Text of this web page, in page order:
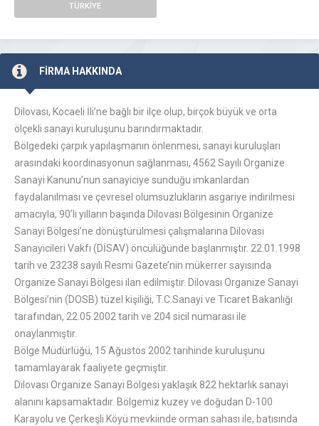
TÜRKİYE
FİRMA HAKKINDA
Dilovası, Kocaeli İli’ne bağlı bir ilçe olup, birçok büyük ve orta
ölçekli sanayi kuruluşunu barındırmaktadır.
Bölgedeki çarpık yapılaşmanın önlenmesi, sanayi kuruluşları
arasındaki koordinasyonun sağlanması, 4562 Sayılı Organize
Sanayi Kanunu’nun sanayiciye sunduğu imkanlardan
faydalanılması ve çevresel olumsuzlukların asgariye indirilmesi
amacıyla, 90’lı yılların başında Dilovası Bölgesinin Organize
Sanayi Bölgesi’ne dönüştürülmesi çalışmalarına Dilovası
Sanayicileri Vakfı (DİSAV) öncülüğünde başlanmıştır. 22.01.1998
tarih ve 23238 sayılı Resmi Gazete’nin mükerrer sayısında
Organize Sanayi Bölgesi ilan edilmiştir. Dilovası Organize Sanayi
Bölgesi’nin (DOSB) tüzel kişiliği, T.C.Sanayi ve Ticaret Bakanlığı
tarafından, 22.05.2002 tarih ve 204 sicil numarası ile
onaylanmıştır.
Bölge Müdürlüğü, 15 Ağustos 2002 tarihinde kuruluşunu
tamamlayarak faaliyete geçmiştir.
Dilovası Organize Sanayi Bölgesi yaklaşık 822 hektarlık sanayi
alanını kapsamaktadır. Bölgemiz kuzey ve doğudan D-100
Karayolu ve Çerkeşli Köyü mevkiinde orman sahası ile, batısında